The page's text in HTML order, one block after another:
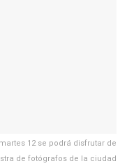
12 se podrá disfrutar de
de fotógrafos de la ciudad